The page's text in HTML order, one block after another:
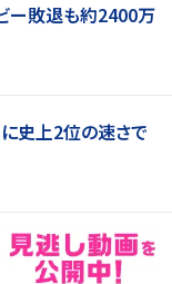
ー敗退も約2400万
に史上2位の速さで